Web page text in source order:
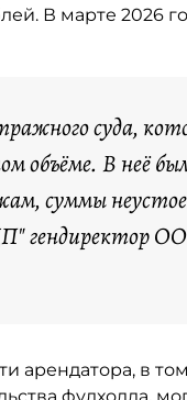
В марте 2026
суда,
объёме. В неё
суммы
гендиректор
арендатора, в